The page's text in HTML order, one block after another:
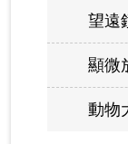
望遠
顯微
動物